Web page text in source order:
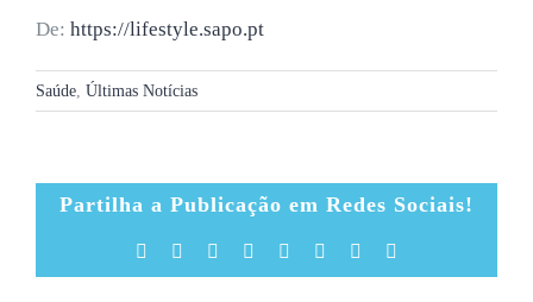
De: https://lifestyle.sapo.pt
Saúde Últimas Notícias
Partilha a Publicação em Redes Sociais!
Facebook Reddit LinkedIn
TumblrPinterest